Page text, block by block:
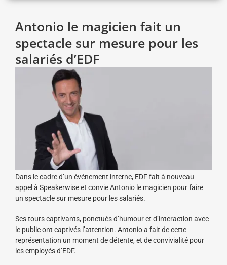
Antonio le magicien fait un
spectacle sur mesure pour les
salariés d’EDF
Dans le cadre d’un événement interne, EDF fait à nouveau
appel à Speakerwise et convie Antonio le magicien pour faire
un spectacle sur mesure pour les salariés.
Ses tours captivants, ponctués d’humour et d’interaction avec
le public ont captivés l’attention. Antonio a fait de cette
représentation un moment de détente, et de convivialité pour
les employés d’EDF.